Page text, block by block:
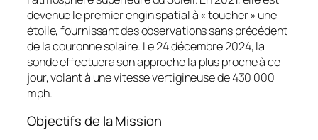
devenue le premier engin spatial à « toucher » une
étoile, fournissant des observations sans précédent
de la couronne solaire. Le 24 décembre 2024, la
sonde effectuera son approche la plus proche à ce
jour, volant à une vitesse vertigineuse de 430 000
mph.
Objectifs de la Mission